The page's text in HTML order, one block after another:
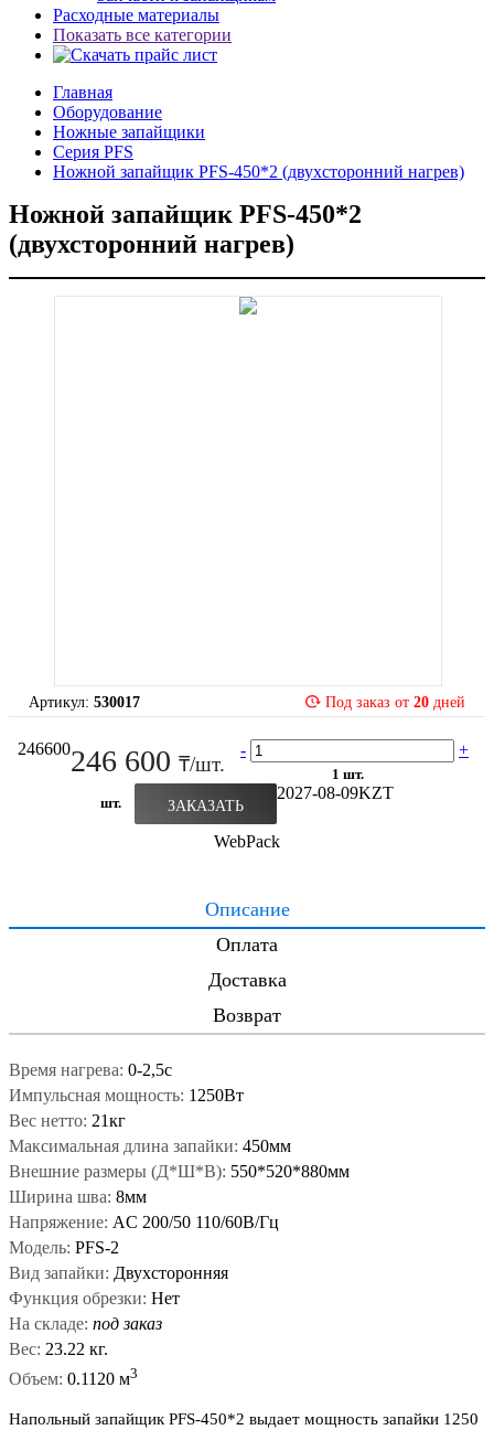
Расходные материалы
Показать все категории
Главная
Оборудование
Ножные запайщики
Серия PFS
Ножной запайщик PFS-450*2 (двухсторонний нагрев)
Ножной запайщик PFS-450*2
(двухсторонний нагрев)
Артикул: 530017 Под заказ от 20 дней
246600246 600 ₸/шт.
- +
1 шт.
шт.
ЗАКАЗАТЬ
2027-08-09KZT
WebPack
Описание
Оплата
Доставка
Возврат
Время нагрева: 0-2,5с
Импульсная мощность: 1250Вт
Вес нетто: 21кг
Максимальная длина запайки: 450мм
Внешние размеры (Д*Ш*В): 550*520*880мм
Ширина шва: 8мм
Напряжение: AC 200/50 110/60В/Гц
Модель: PFS-2
Вид запайки: Двухсторонняя
Функция обрезки: Нет
На складе: под заказ
Вес: 23.22 кг.
Объем: 0.1120 м3
Напольный запайщик PFS-450*2 выдает мощность запайки 1250